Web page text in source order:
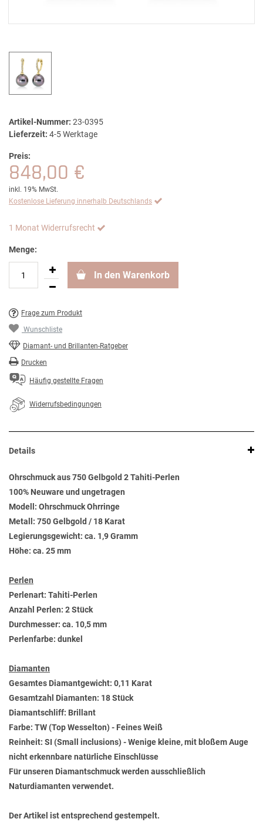
Artikel-Nummer: 23-0395
Lieferzeit: 4-5 Werktage
Preis:
848,00 €
inkl. 19% MwSt.
Kostenlose Lieferung innerhalb Deutschlands
1 Monat Widerrufsrecht
Menge:
In den Warenkorb
Frage zum Produkt
Wunschliste
Diamant- und Brillanten-Ratgeber
Drucken
Häufig gestellte Fragen
Widerrufsbedingungen
Details
Ohrschmuck aus 750 Gelbgold 2 Tahiti-Perlen
100% Neuware und ungetragen
Modell: Ohrschmuck Ohrringe
Metall: 750 Gelbgold / 18 Karat
Legierungsgewicht: ca. 1,9 Gramm
Höhe: ca. 25 mm
Perlen
Perlenart: Tahiti-Perlen
Anzahl Perlen: 2 Stück
Durchmesser: ca. 10,5 mm
Perlenfarbe: dunkel
Diamanten
Gesamtes Diamantgewicht: 0,11 Karat
Gesamtzahl Diamanten: 18 Stück
Diamantschliff: Brillant
Farbe: TW (Top Wesselton) - Feines Weiß
Reinheit: SI (Small inclusions) - Wenige kleine, mit bloßem Auge
nicht erkennbare natürliche Einschlüsse
Für unseren Diamantschmuck werden ausschließlich
Naturdiamanten verwendet.
Der Artikel ist entsprechend gestempelt.